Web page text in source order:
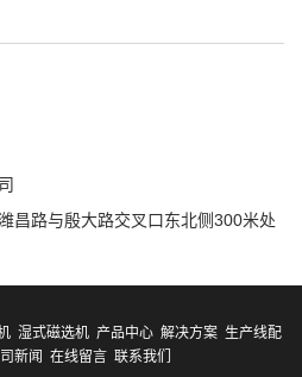
昌路与殷大路交叉口东北侧300米处
湿式磁选机 产品中心 解决方案 生产线配
新闻 在线留言 联系我们